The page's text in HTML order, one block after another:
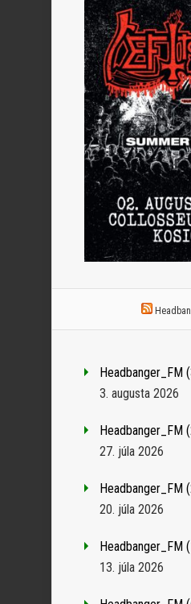
Headbanger_FM
3. augusta 2026
Headbanger_FM
27. júla 2026
Headbanger_FM
20. júla 2026
Headbanger_FM
13. júla 2026